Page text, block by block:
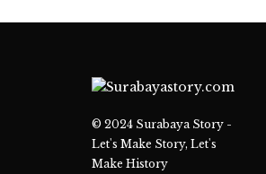
© 2024 Surabaya Story -
Let's Make Story, Let's
Make History